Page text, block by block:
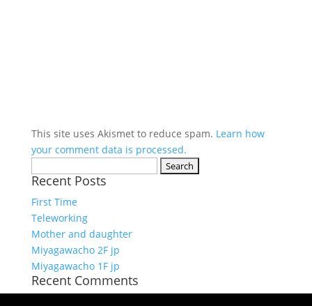
This site uses Akismet to reduce spam. Learn how
your comment data is processed.
for:
Recent Posts
First Time
Teleworking
Mother and daughter
Miyagawacho 2F jp
Miyagawacho 1F jp
Recent Comments